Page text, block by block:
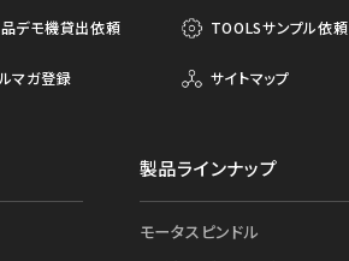
デモ機貸出依頼 TOOLSサンプル依頼
マガ登録 サイトマップ
製品ラインナップ
モータスピンドル